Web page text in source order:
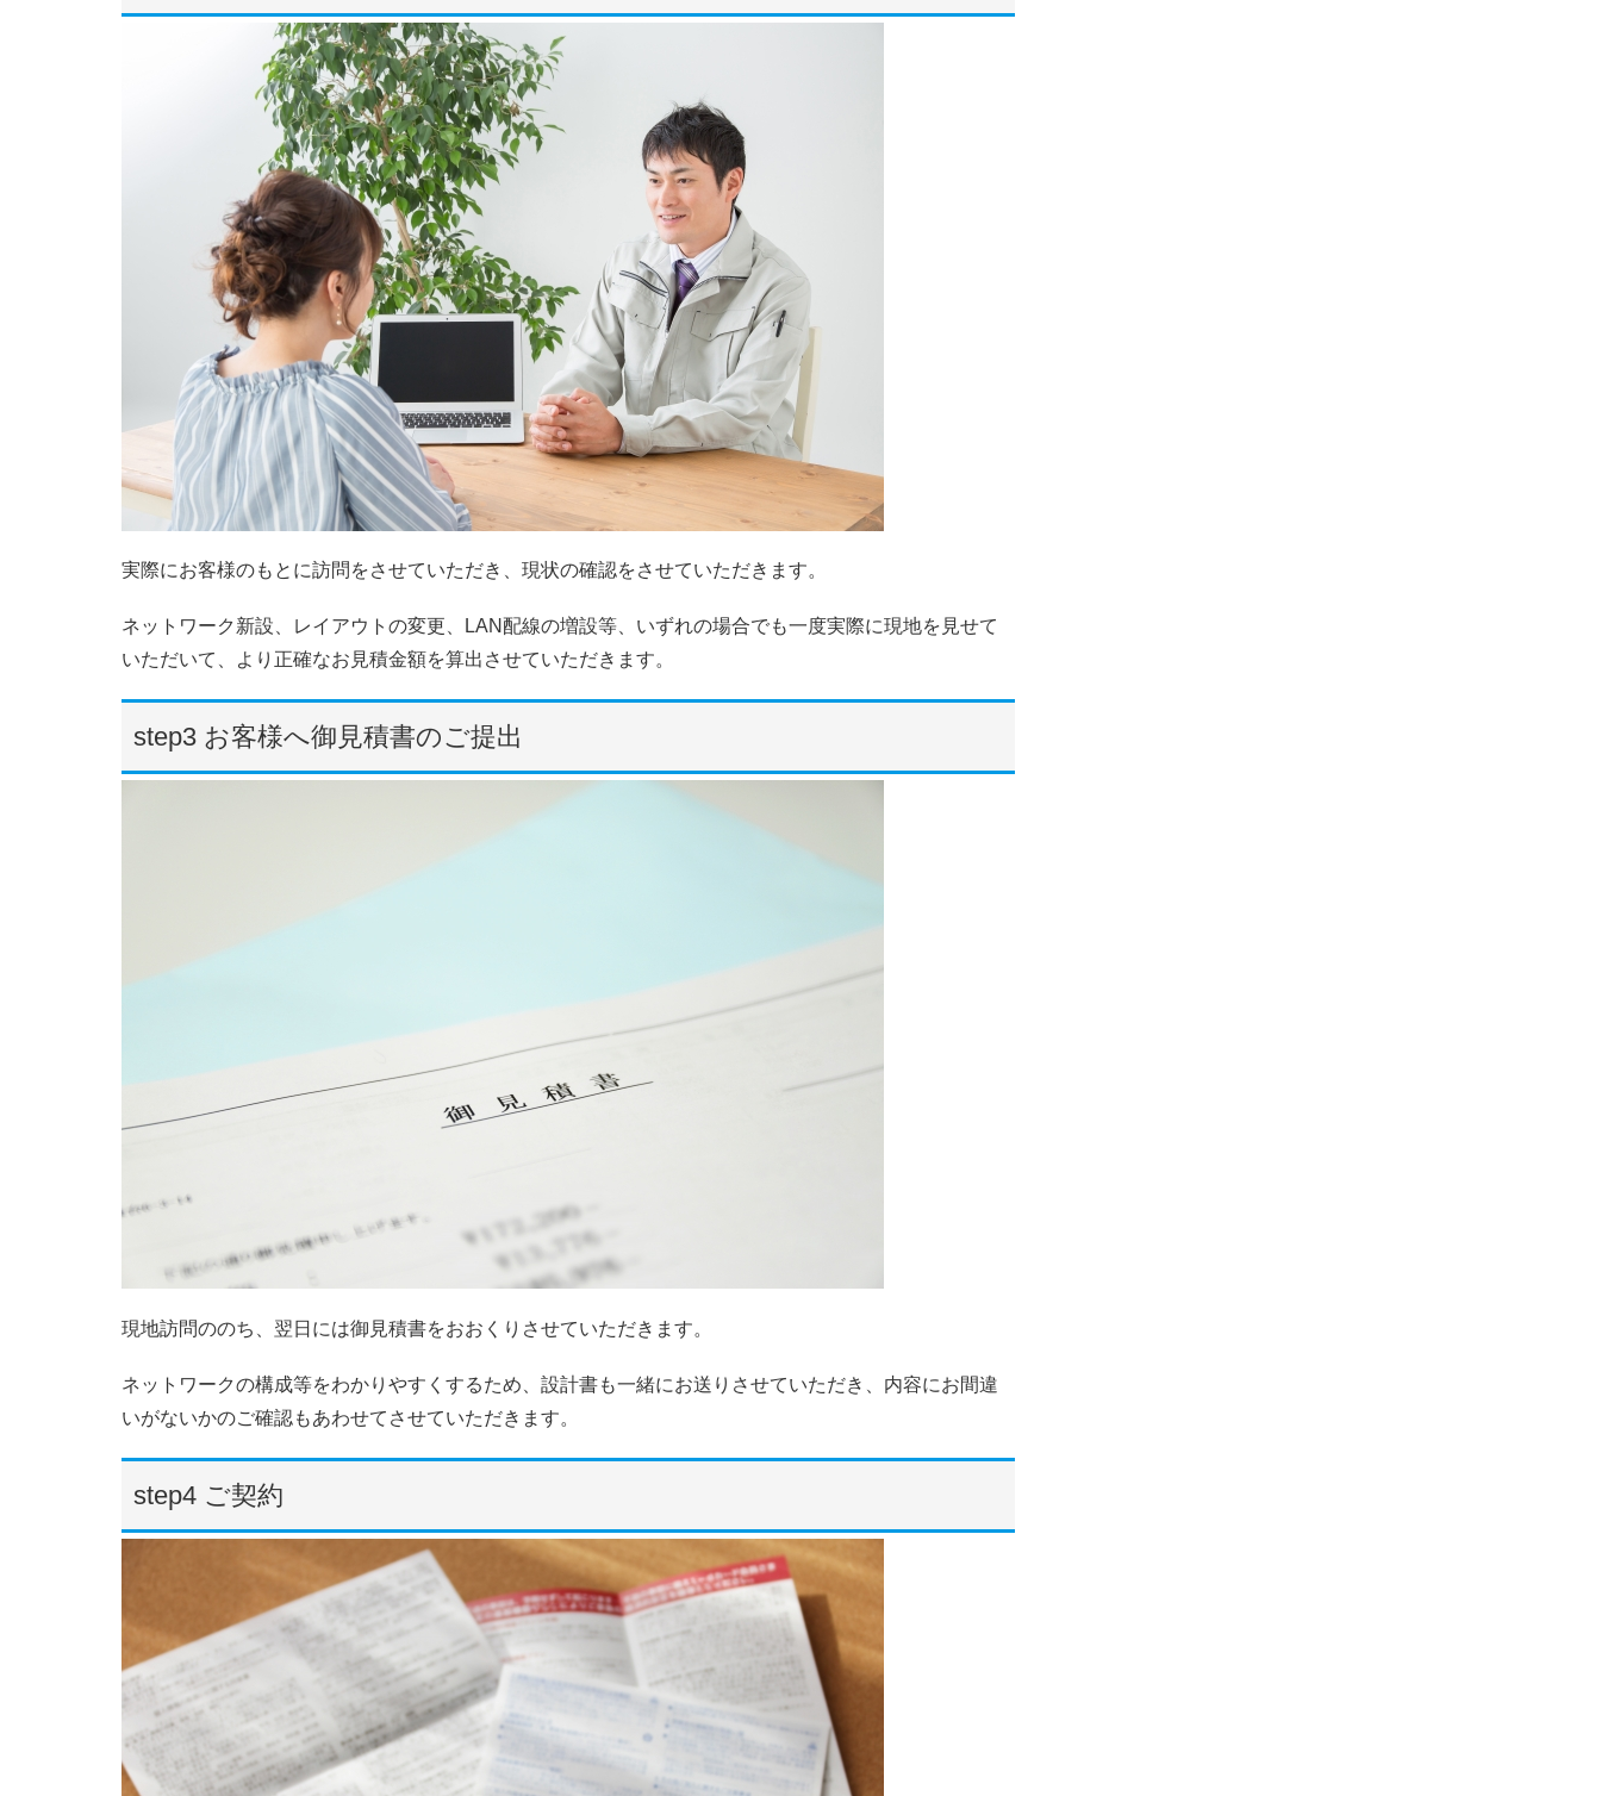
実際にお客様のもとに訪問をさせていただき、現状の確認をさせていただきます。
ネットワーク新設、レイアウトの変更、LAN配線の増設等、いずれの場合でも一度実際に現地を見せて
いただいて、より正確なお見積金額を算出させていただきます。
step3 お客様へ御見積書のご提出
現地訪問ののち、翌日には御見積書をおおくりさせていただきます。
ネットワークの構成等をわかりやすくするため、設計書も一緒にお送りさせていただき、内容にお間違
いがないかのご確認もあわせてさせていただきます。
step4 ご契約